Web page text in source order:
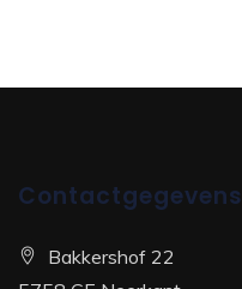
Contactgegevens
Bakkershof 22